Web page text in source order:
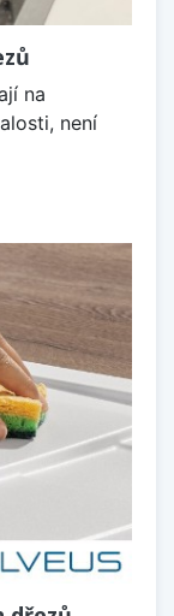
na
není